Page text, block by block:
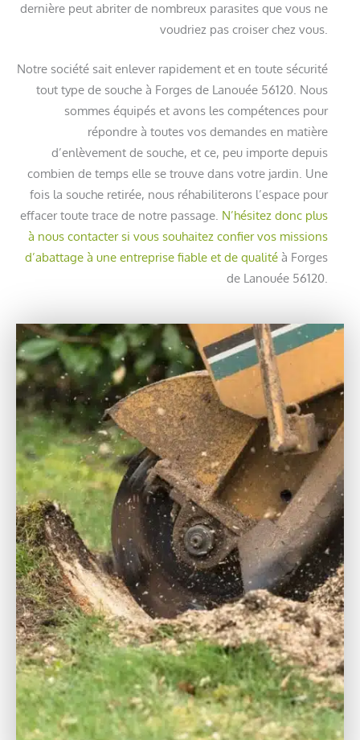
dernière peut abriter de nombreux parasites que vous ne
voudriez pas croiser chez vous.
Notre société sait enlever rapidement et en toute sécurité
tout type de souche à Forges de Lanouée 56120. Nous
sommes équipés et avons les compétences pour
répondre à toutes vos demandes en matière
d’enlèvement de souche, et ce, peu importe depuis
combien de temps elle se trouve dans votre jardin. Une
fois la souche retirée, nous réhabiliterons l’espace pour
effacer toute trace de notre passage. N’hésitez donc plus
à nous contacter si vous souhaitez confier vos missions
d’abattage à une entreprise fiable et de qualité à Forges
de Lanouée 56120.